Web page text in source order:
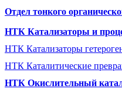
Отдел тонкого
НТК Катализаторы и
НТК Катализаторы
НТК Каталитические
НТК Окислительный